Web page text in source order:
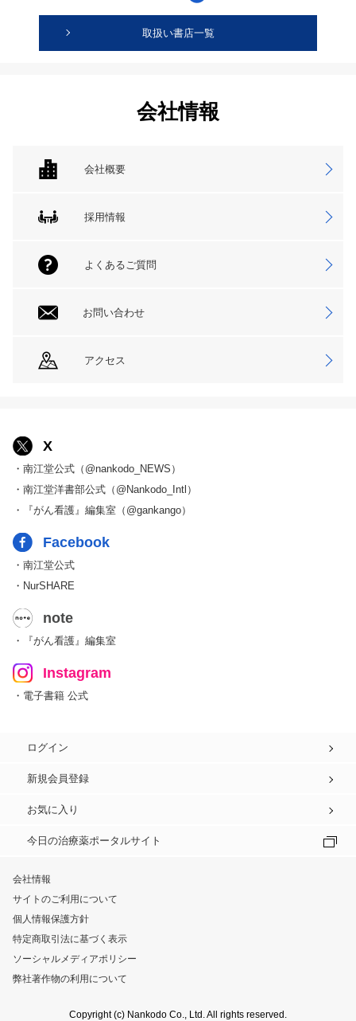
取扱い書店一覧
会社情報
会社概要
採用情報
よくあるご質問
お問い合わせ
アクセス
X
・南江堂公式（@nankodo_NEWS）
・南江堂洋書部公式（@Nankodo_Intl）
・『がん看護』編集室（@gankango）
Facebook
・南江堂公式
・NurSHARE
note
・『がん看護』編集室
Instagram
・電子書籍 公式
ログイン
新規会員登録
お気に入り
今日の治療薬ポータルサイト
会社情報
サイトのご利用について
個人情報保護方針
特定商取引法に基づく表示
ソーシャルメディアポリシー
弊社著作物の利用について
Copyright (c) Nankodo Co., Ltd. All rights reserved.